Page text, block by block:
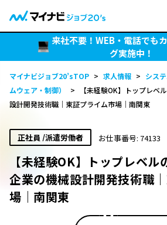
来社不要！WEB・電話でも
グ実施中！
マイナビジョブ20’sTOP > 求人情報 > シス
ムウェア・制御）
>
【未経験OK】トップレベ
設計開発技術職｜東証プライム市場｜南関東
正社員 /派遣労働者 お仕事番号: 74133
【未経験OK】トップレベル
企業の機械設計開発技術職
場｜南関東